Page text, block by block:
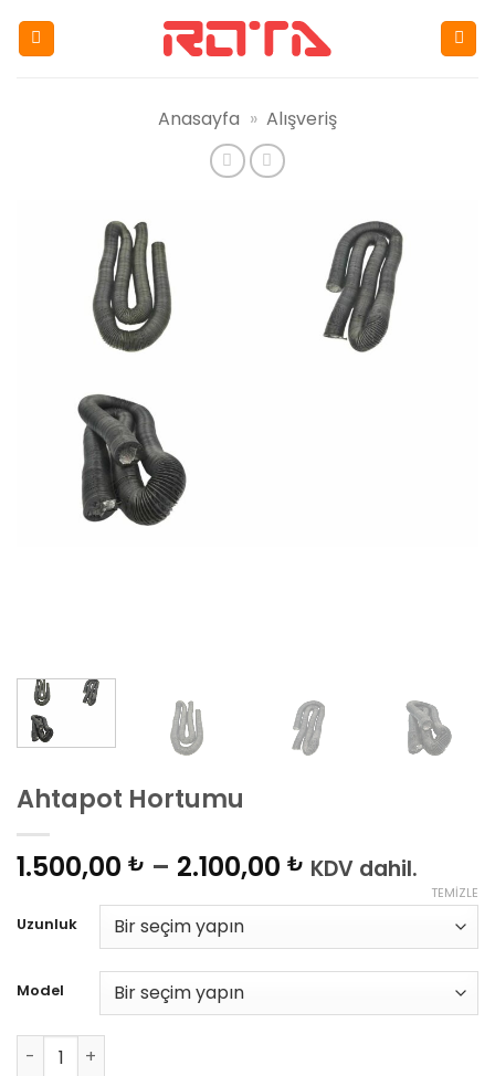
atla
Anasayfa » Alışveriş
Ahtapot Hortumu
1.500,00 ₺ – 2.100,00 ₺ Fiyat
1.500,00 ₺
-
2.100,00 ₺
KDV dahil.
Uzunluk
Model
TEMIZLE
Ahtapot Hortumu adet